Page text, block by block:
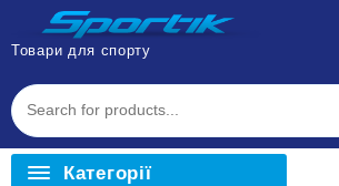
Перейти
вмісту
Товари для спорту
Категорії